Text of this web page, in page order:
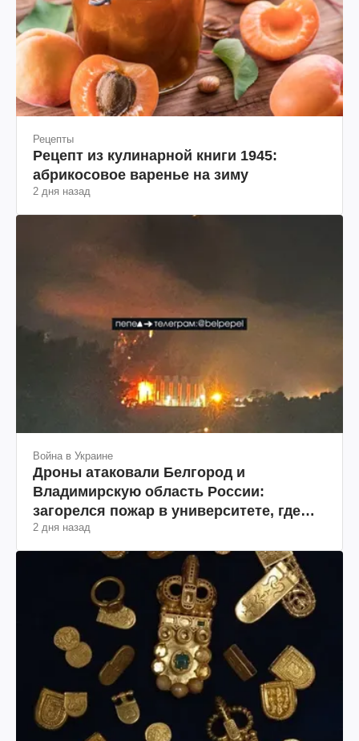
Рецепты
Рецепт из кулинарной книги 1945:
абрикосовое варенье на зиму
2 дня назад
Война в Украине
Дроны атаковали Белгород и
Владимирскую область России:
загорелся пожар в университете, где
разрабатывали дроны и состав
Wildberries (фото, видео)
2 дня назад